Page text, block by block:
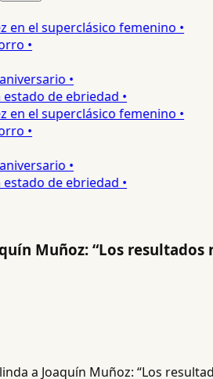
el superclásico femenino •
•
•
de ebriedad •
el superclásico femenino •
•
•
de ebriedad •
Muñoz: “Los resultados